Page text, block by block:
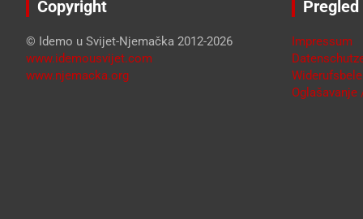
Copyright
© Idemo u Svijet-Njemačka 2012-2026
www.idemousvijet.com
www.njemacka.org
Pregled
Impressum